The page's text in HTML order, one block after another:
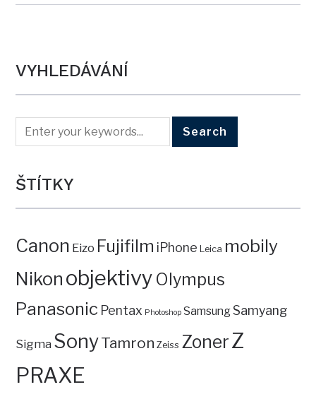
VYHLEDÁVÁNÍ
ŠTÍTKY
Canon Eizo Fujifilm iPhone Leica mobily
Nikon objektivy Olympus
Panasonic Pentax Photoshop SamsungSamyang
Sigma SonyTamron Zeiss ZonerZ
PRAXE